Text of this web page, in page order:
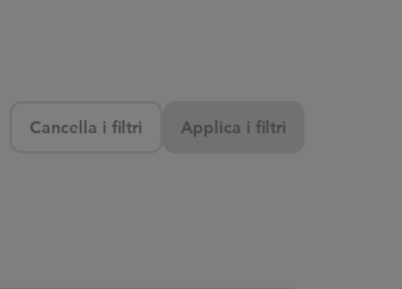
Cancella i filtri Applica i filtri